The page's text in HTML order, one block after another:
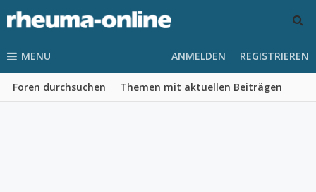
MENU
Foren durchsuchen Themen mit aktuellen Beiträgen
ANMELDEN REGISTRIEREN